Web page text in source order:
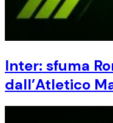
Inter: sfuma
dall’Atletico